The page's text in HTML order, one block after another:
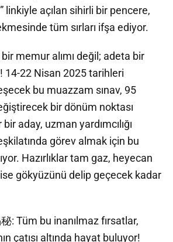
linkiyle açılan sihirli bir pencere,
tüm sırları ifşa ediyor.
memur alımı değil; adeta bir
14-22 Nisan 2025 tarihleri
bu muazzam sınav, 95
bir dönüm noktası
aday, uzman yardımcılığı
görev almak için bu
Hazırlıklar tam gaz, heyecan
gökyüzünü delip geçecek kadar
: Tüm bu inanılmaz fırsatlar,
çatısı altında hayat buluyor!